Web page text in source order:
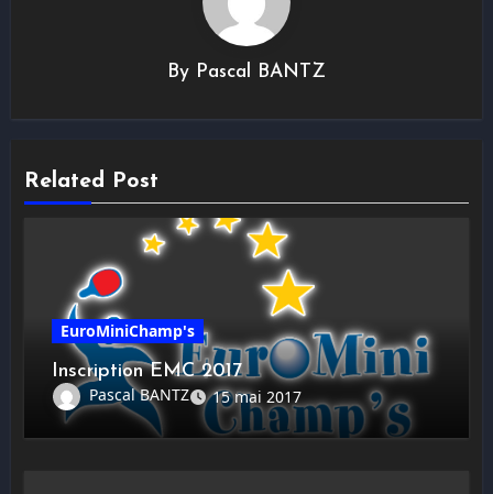
By Pascal BANTZ
Related Post
EuroMiniChamp's
Inscription EMC 2017
Pascal BANTZ
15 mai 2017